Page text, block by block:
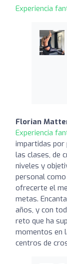
Experiencia
Florian
Experiencia
impartidas por
las clases, de
niveles y
personal
ofrecerte el
metas.
años, y con
reto que ha
momentos en
centros de